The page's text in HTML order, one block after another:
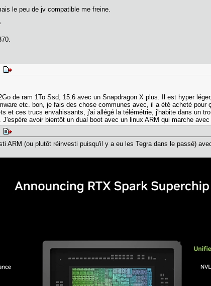
le peu de jv compatible me freine.
de ram 1To Ssd, 15.6 avec un Snapdragon X plus. Il est hyper
etc. bon, je fais des chose communes avec, il a été acheté
et ces trucs envahissants, j'ai allégé la télémétrie, j'habite dans un
avoir bientôt un dual boot avec un linux ARM qui marche
ARM (ou plutôt réinvesti puisqu'il y a eu les Tegra dans le passé)